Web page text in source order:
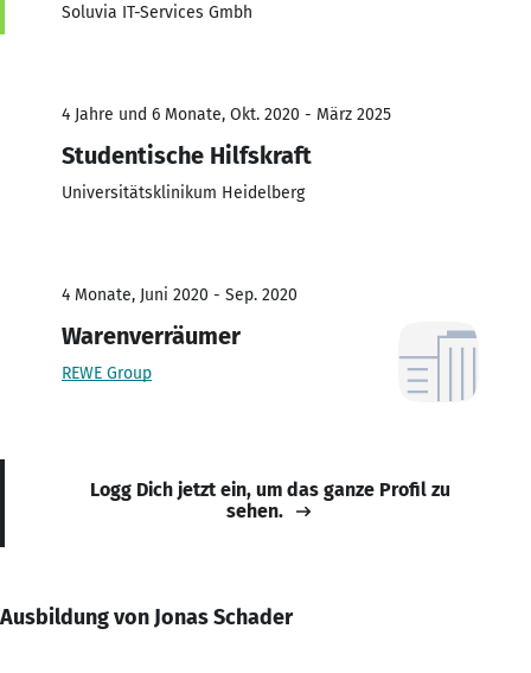
Soluvia IT-Services Gmbh
4 Jahre und 6 Monate, Okt. 2020 - März 2025
Studentische Hilfskraft
Universitätsklinikum Heidelberg
4 Monate, Juni 2020 - Sep. 2020
Warenverräumer
REWE Group
Logg Dich jetzt ein, um das ganze Profil zu
sehen.
Ausbildung von Jonas Schader